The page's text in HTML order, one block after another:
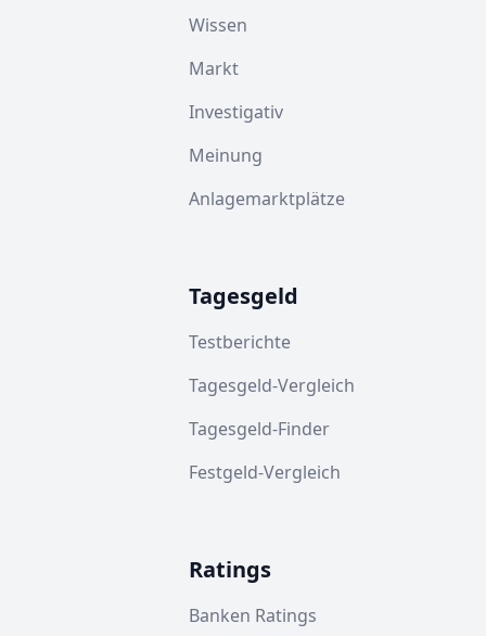
Wissen
Markt
Investigativ
Meinung
Anlagemarktplätze
Tagesgeld
Testberichte
Tagesgeld-Vergleich
Tagesgeld-Finder
Festgeld-Vergleich
Ratings
Banken Ratings